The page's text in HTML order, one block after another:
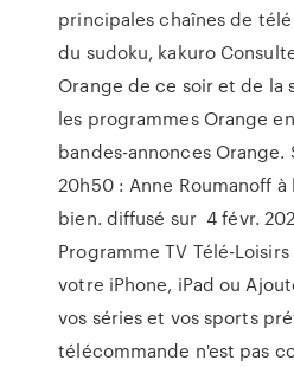
principales chaînes de télé
du sudoku, kakuro
Orange de ce soir et de la
les programmes Orange
bandes-annonces Orange.
20h50 : Anne Roumanoff
bien. diffusé sur 4 févr.
Programme TV Télé-
votre iPhone, iPad ou
vos séries et vos sports
télécommande n'est pas